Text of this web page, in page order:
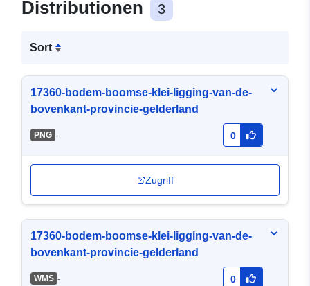
Distributionen 3
Sort
17360-bodem-boomse-klei-ligging-van-de-
bovenkant-provincie-gelderland
PNG - 0
Zugriff
17360-bodem-boomse-klei-ligging-van-de-
bovenkant-provincie-gelderland
WMS - 0